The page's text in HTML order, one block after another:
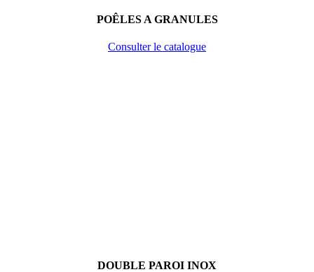
POÊLES A GRANULES
Consulter le catalogue
DOUBLE PAROI INOX